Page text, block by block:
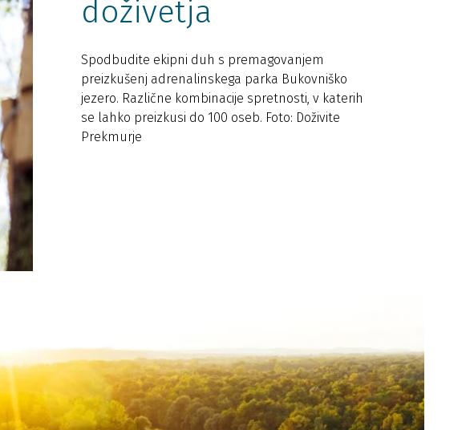
doživetja
Spodbudite ekipni duh s premagovanjem
preizkušenj adrenalinskega parka Bukovniško
jezero. Različne kombinacije spretnosti, v katerih
se lahko preizkusi do 100 oseb. Foto: Doživite
Prekmurje